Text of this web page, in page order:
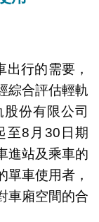
行的需要，
綜合評估輕軌
份有限公司
至8月30日期
進站及乘車的
單車使用者，
車廂空間的合